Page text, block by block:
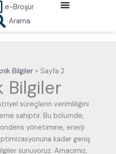
e-Broşür
Arama
Bilgiler Sayfa 2
Bilgiler
süreçlerin verimliliğini
sahiptir. Bu bölümde,
yönetimine, enerji
kadar geniş
sunuyoruz. Amacımız,